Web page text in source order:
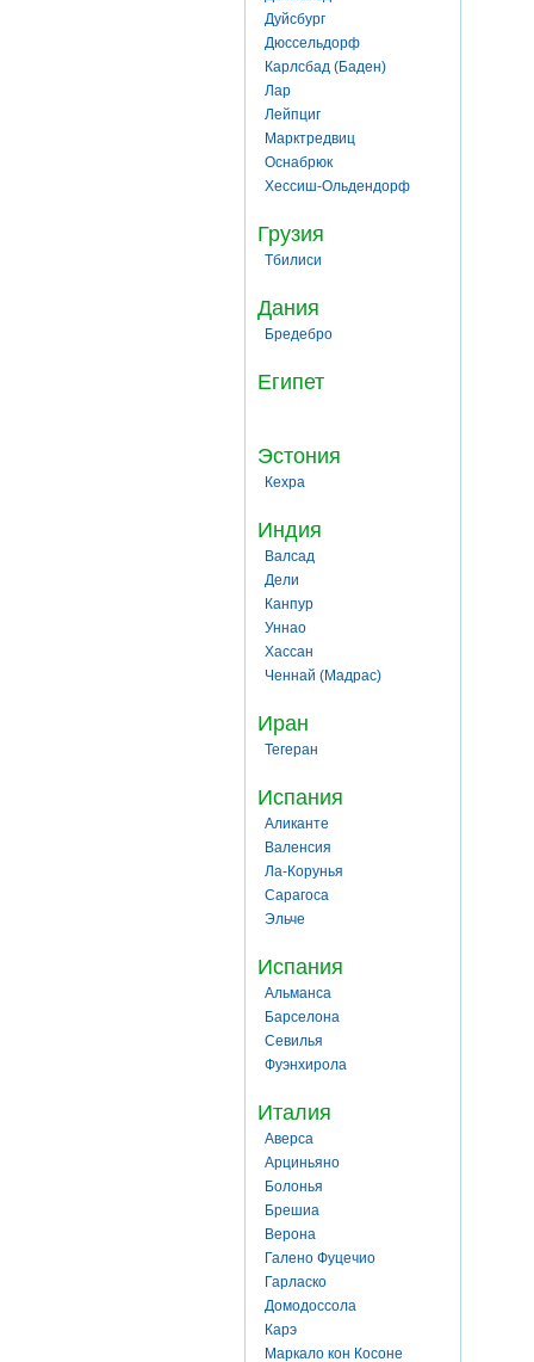
Дуйсбург
Дюссельдорф
Карлсбад (Баден)
Лар
Лейпциг
Марктредвиц
Оснабрюк
Хессиш-Ольдендорф
Грузия
Тбилиси
Дания
Бредебро
Египет
Эстония
Кехра
Индия
Валсад
Дели
Канпур
Уннао
Хассан
Ченнай (Мадрас)
Иран
Тегеран
Испания
Аликанте
Валенсия
Ла-Корунья
Сарагоса
Эльче
Испания
Альманса
Барселона
Севилья
Фуэнхирола
Италия
Аверса
Арциньяно
Болонья
Брешиа
Верона
Галено Фуцечио
Гарласко
Домодоссола
Карэ
Маркало кон Косоне